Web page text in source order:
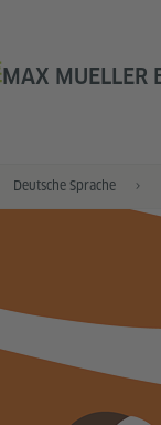
MAX MUELLER
Deutsche Sprache